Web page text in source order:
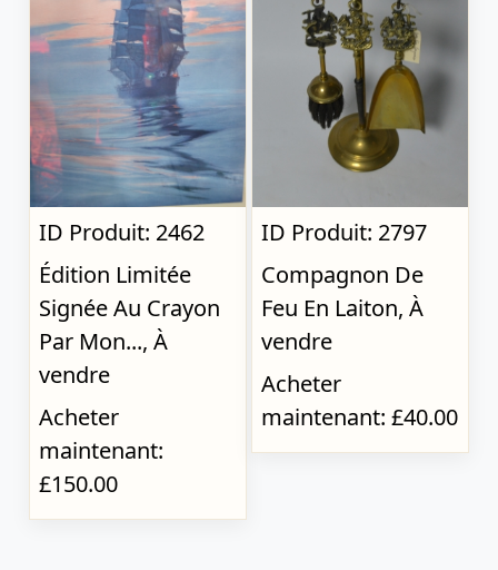
ID Produit: 2462
Édition Limitée
Signée Au Crayon
Par Mon..., À
vendre
Acheter
maintenant:
£150.00
ID Produit: 2797
Compagnon De
Feu En Laiton, À
vendre
Acheter
maintenant: £40.00